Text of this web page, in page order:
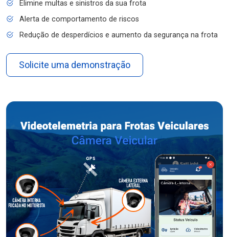
Elimine multas e sinistros da sua frota
Alerta de comportamento de riscos
Redução de desperdícios e aumento da segurança na frota
Solicite uma demonstração